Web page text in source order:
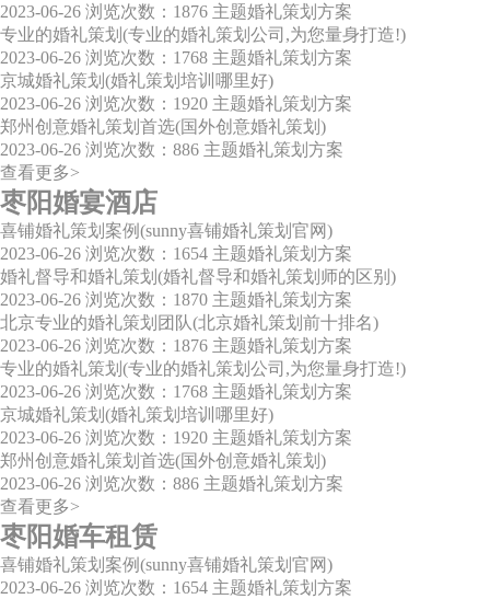
2023-06-26 浏览次数：1876 主题婚礼策划方案
专业的婚礼策划(专业的婚礼策划公司,为您量身打造!)
2023-06-26 浏览次数：1768 主题婚礼策划方案
京城婚礼策划(婚礼策划培训哪里好)
2023-06-26 浏览次数：1920 主题婚礼策划方案
郑州创意婚礼策划首选(国外创意婚礼策划)
2023-06-26 浏览次数：886 主题婚礼策划方案
查看更多>
枣阳婚宴酒店
喜铺婚礼策划案例(sunny喜铺婚礼策划官网)
2023-06-26 浏览次数：1654 主题婚礼策划方案
婚礼督导和婚礼策划(婚礼督导和婚礼策划师的区别)
2023-06-26 浏览次数：1870 主题婚礼策划方案
北京专业的婚礼策划团队(北京婚礼策划前十排名)
2023-06-26 浏览次数：1876 主题婚礼策划方案
专业的婚礼策划(专业的婚礼策划公司,为您量身打造!)
2023-06-26 浏览次数：1768 主题婚礼策划方案
京城婚礼策划(婚礼策划培训哪里好)
2023-06-26 浏览次数：1920 主题婚礼策划方案
郑州创意婚礼策划首选(国外创意婚礼策划)
2023-06-26 浏览次数：886 主题婚礼策划方案
查看更多>
枣阳婚车租赁
喜铺婚礼策划案例(sunny喜铺婚礼策划官网)
2023-06-26 浏览次数：1654 主题婚礼策划方案